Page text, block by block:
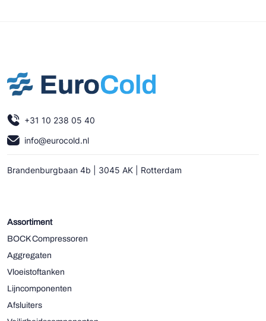
+31 10 238 05 40
info@eurocold.nl
Brandenburgbaan 4b | 3045 AK | Rotterdam
Assortiment
BOCK Compressoren
Aggregaten
Vloeistoftanken
Lijncomponenten
Afsluiters